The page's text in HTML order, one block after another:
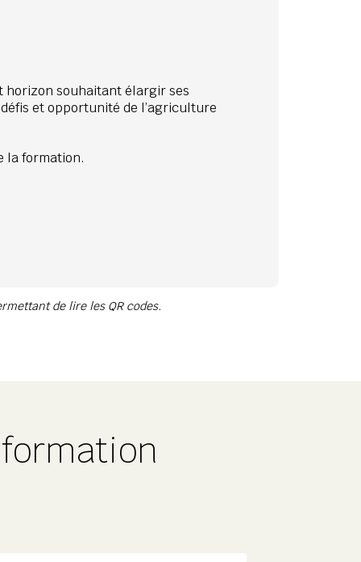
horizon souhaitant élargir ses
et opportunité de l’agriculture
la formation.
de lire les QR codes.